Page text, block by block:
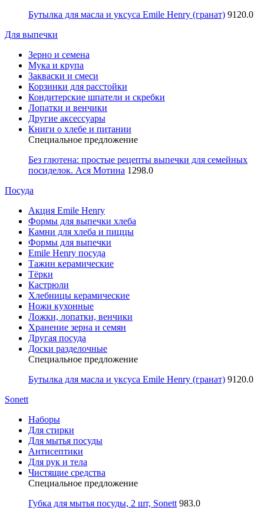
Бутылка для масла и уксуса Emile Henry (гранат) 9120.0
Для выпечки
Зерно и семена
Мука и крупа
Закваски и смеси
Корзинки для расстойки
Кондитерские шпатели и скребки
Лопатки и венчики
Другие аксессуары
Книги о хлебе и питании
Специальное предложение
Без глютена: простые рецепты выпечки для семейных
посиделок. Ася Мотина 1298.0
Посуда
Акция Emile Henry
Формы для выпечки хлеба
Камни для хлеба и пиццы
Формы для выпечки
Emile Henry посуда
Тажин керамические
Тёрки
Кастрюли
Хлебницы керамические
Ножи кухонные
Ложки, лопатки, венчики
Хранение зерна и семян
Другая посуда
Доски разделочные
Специальное предложение
Бутылка для масла и уксуса Emile Henry (гранат) 9120.0
Sonett
Наборы
Для стирки
Для мытья посуды
Антисептики
Для рук и тела
Чистящие средства
Специальное предложение
Губка для мытья посуды, 2 шт, Sonett 983.0